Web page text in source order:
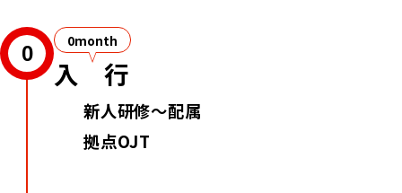
0
0month
入行
新人研修～配属
拠点OJT